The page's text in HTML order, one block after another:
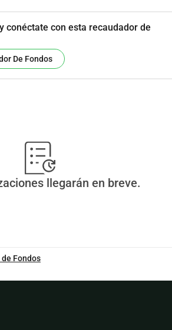
conéctate con esta recaudador de
De Fondos
llegarán en breve.
Fondos